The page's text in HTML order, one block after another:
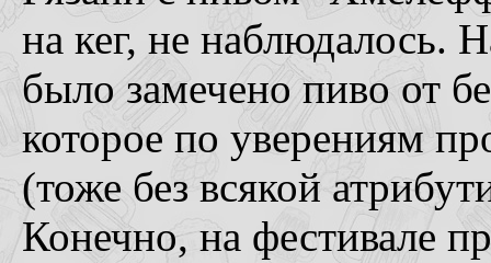
на кег, не наблюдалось.
было замечено пиво от
которое по уверениям
(тоже без всякой
Конечно, на фестивале